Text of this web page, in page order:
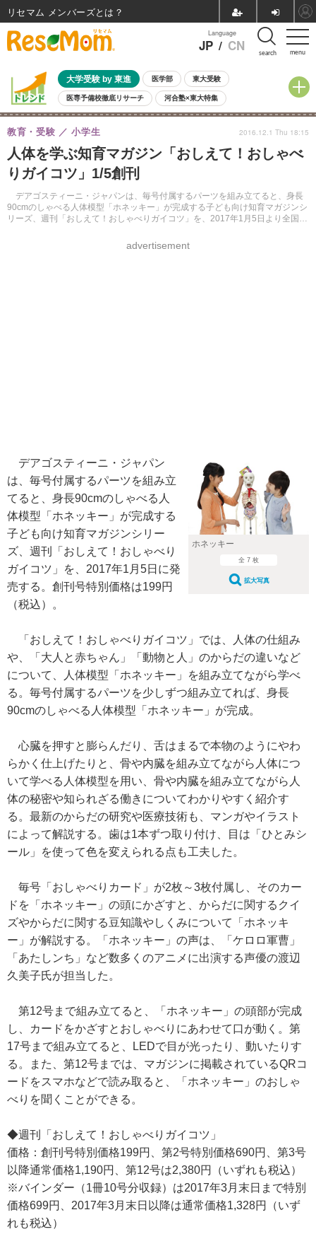
menu
Language
JP / CN search
大学受験 by 東進 医学部 東大受験
医専予備校徹底リサーチ 河合塾×東大特集
親子で考える大学選び 高校受験 中学受験 小学校受験
共通テスト 夏休み
8月開催イベント・WS 全国公立高校 過去問 人気記事
自由研究教材（小学生向け） 自由研究教材（中学生向け）
人体を学ぶ知育マガジン「おしえて！おしゃべ
りガイコツ」1/5創刊
デアゴスティーニ・ジャパンは、毎号付属するパーツを組み立てると、身長
90cmのしゃべる人体模型「ホネッキー」が完成する子ども向け知育マガジンシ
リーズ、週刊「おしえて！おしゃべりガイコツ」を、2017年1月5日より全国書
教育・受験 小学生
advertisement
2016.12.1 Thu 18:15
ホネッキー
全 7 枚
拡大写真
デアゴスティーニ・ジャパン
は、毎号付属するパーツを組み立
てると、身長90cmのしゃべる人
体模型「ホネッキー」が完成する
子ども向け知育マガジンシリー
ズ、週刊「おしえて！おしゃべり
ガイコツ」を、2017年1月5日に発
売する。創刊号特別価格は199円
（税込）。
「おしえて！おしゃべりガイコツ」では、人体の仕組み
や、「大人と赤ちゃん」「動物と人」のからだの違いなど
について、人体模型「ホネッキー」を組み立てながら学べ
る。毎号付属するパーツを少しずつ組み立てれば、身長
90cmのしゃべる人体模型「ホネッキー」が完成。
心臓を押すと膨らんだり、舌はまるで本物のようにやわ
らかく仕上げたりと、骨や内臓を組み立てながら人体につ
いて学べる人体模型を用い、骨や内臓を組み立てながら人
体の秘密や知られざる働きについてわかりやすく紹介す
る。最新のからだの研究や医療技術も、マンガやイラスト
によって解説する。歯は1本ずつ取り付け、目は「ひとみシ
ール」を使って色を変えられる点も工夫した。
毎号「おしゃべりカード」が2枚～3枚付属し、そのカー
ドを「ホネッキー」の頭にかざすと、からだに関するクイ
ズやからだに関する豆知識やしくみについて「ホネッキ
ー」が解説する。「ホネッキー」の声は、「ケロロ軍曹」
「あたしンち」など数多くのアニメに出演する声優の渡辺
久美子氏が担当した。
第12号まで組み立てると、「ホネッキー」の頭部が完成
し、カードをかざすとおしゃべりにあわせて口が動く。第
17号まで組み立てると、LEDで目が光ったり、動いたりす
る。また、第12号までは、マガジンに掲載されているQRコ
ードをスマホなどで読み取ると、「ホネッキー」のおしゃ
べりを聞くことができる。
◆週刊「おしえて！おしゃべりガイコツ」
価格：創刊号特別価格199円、第2号特別価格690円、第3号
以降通常価格1,190円、第12号は2,380円（いずれも税込）
※バインダー（1冊10号分収録）は2017年3月末日まで特別
価格699円、2017年3月末日以降は通常価格1,328円（いず
れも税込）
リセマム メンバーズ